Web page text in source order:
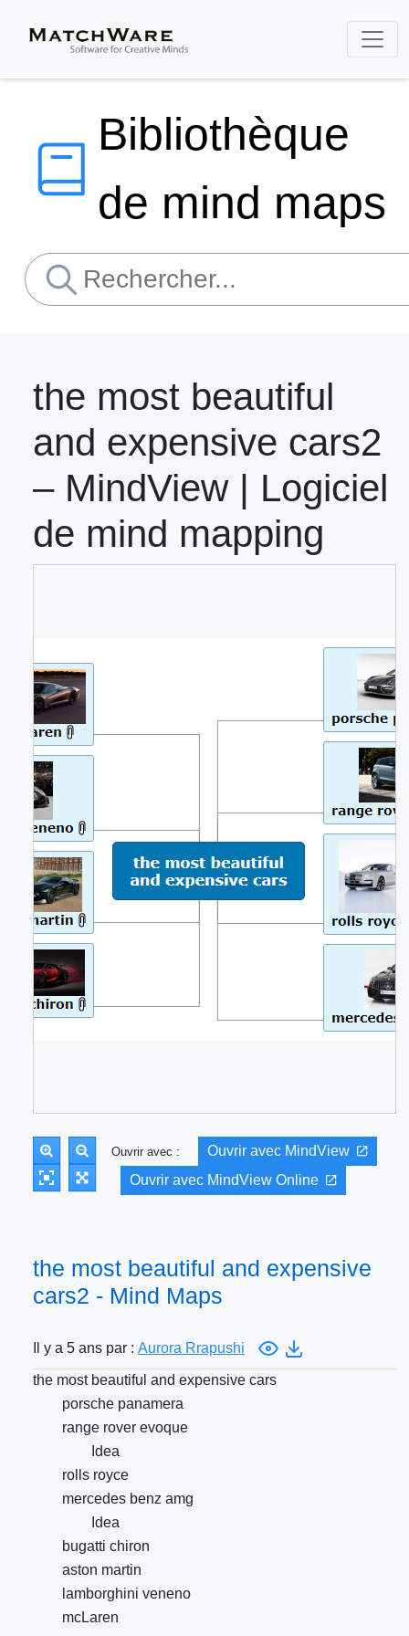
Bibliothèque
de mind maps
the most beautiful
and expensive cars2
– MindView | Logiciel
de mind mapping
Ouvrir avec :
Ouvrir avec MindView
Ouvrir avec MindView Online
the most beautiful and expensive
cars2 - Mind Maps
Il y a 5 ans par : Aurora Rrapushi
the most beautiful and expensive cars
porsche panamera
range rover evoque
Idea
rolls royce
mercedes benz amg
Idea
bugatti chiron
aston martin
lamborghini veneno
mcLaren